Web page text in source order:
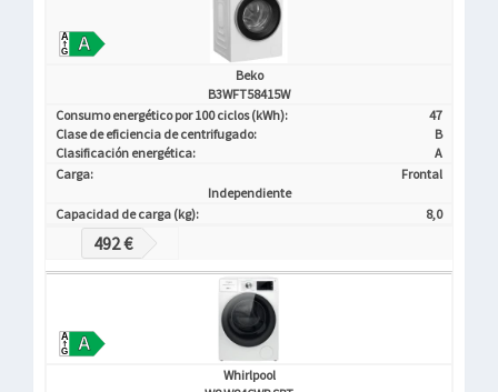
Beko
B3WFT58415W
Consumo energético por 100 ciclos (kWh):
47
Clase de eficiencia de centrifugado:
B
Clasificación energética:
A
Carga:
Frontal
Independiente
Capacidad de carga (kg):
8,0
492 €
Whirlpool